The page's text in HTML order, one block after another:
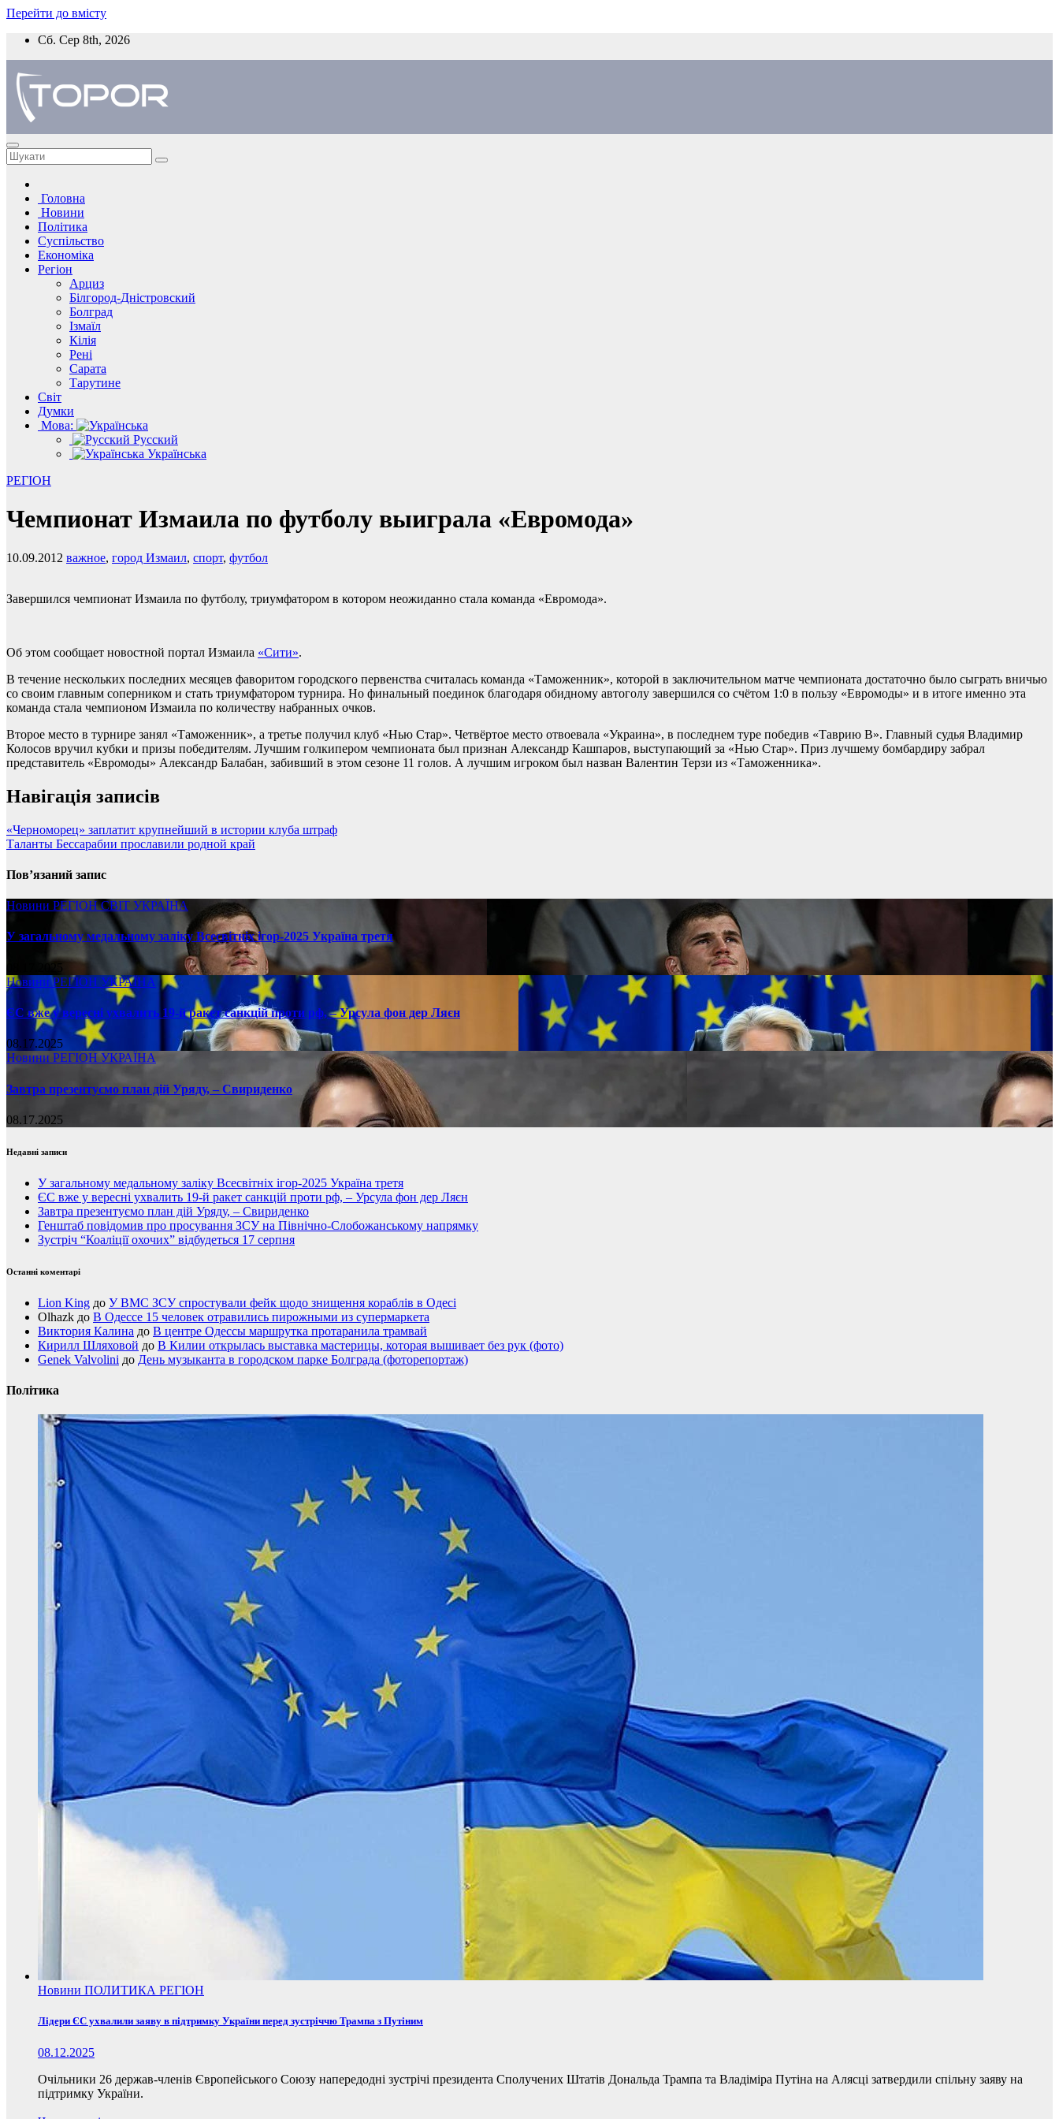
Перейти до вмісту
Сб. Сер 8th, 2026
Головна
Новини
Політика
Суспільство
Економіка
Регіон
Арциз
Білгород-Дністровский
Болград
Ізмаїл
Кілія
Рені
Сарата
Тарутине
Світ
Думки
Мова:
Русский
Українська
РЕГІОН
Чемпионат Измаила по футболу выиграла «Евромода»
10.09.2012 важное, город Измаил, спорт, футбол
Завершился чемпионат Измаила по футболу, триумфатором в котором неожиданно стала команда «Евромода».
Об этом сообщает новостной портал Измаила «Сити».
В течение нескольких последних месяцев фаворитом городского первенства считалась команда «Таможенник», которой в заключительном матче чемпионата достаточно было сыграть вничью
со своим главным соперником и стать триумфатором турнира. Но финальный поединок благодаря обидному автоголу завершился со счётом 1:0 в пользу «Евромоды» и в итоге именно эта
команда стала чемпионом Измаила по количеству набранных очков.
Второе место в турнире занял «Таможенник», а третье получил клуб «Нью Стар». Четвёртое место отвоевала «Украина», в последнем туре победив «Таврию В». Главный судья Владимир
Колосов вручил кубки и призы победителям. Лучшим голкипером чемпионата был признан Александр Кашпаров, выступающий за «Нью Стар». Приз лучшему бомбардиру забрал
представитель «Евромоды» Александр Балабан, забивший в этом сезоне 11 голов. А лучшим игроком был назван Валентин Терзи из «Таможенника».
Навігація записів
«Черноморец» заплатит крупнейший в истории клуба штраф
Таланты Бессарабии прославили родной край
Пов’язаний запис
Новини РЕГІОНСВІТ УКРАЇНА
У загальному медальному заліку Всесвітніх ігор-2025 Україна третя
08.17.2025
НовиниРЕГІОН УКРАЇНА
ЄС вже у вересні ухвалить 19-й ракет санкцій проти рф, – Урсула фон дер Ляєн
08.17.2025
Новини РЕГІОН УКРАЇНА
Завтра презентуємо план дій Уряду, – Свириденко
08.17.2025
Недавні записи
У загальному медальному заліку Всесвітніх ігор-2025 Україна третя
ЄС вже у вересні ухвалить 19-й ракет санкцій проти рф, – Урсула фон дер Ляєн
Завтра презентуємо план дій Уряду, – Свириденко
Генштаб повідомив про просування ЗСУ на Північно-Слобожанському напрямку
Зустріч “Коаліції охочих” відбудеться 17 серпня
Останні коментарі
Lion King до У ВМС ЗСУ спростували фейк щодо знищення кораблів в Одесі
Olhazk до В Одессе 15 человек отравились пирожными из супермаркета
Виктория Калина до В центре Одессы маршрутка протаранила трамвай
Кирилл Шляховой до В Килии открылась выставка мастерицы, которая вышивает без рук (фото)
Genek Valvolini до День музыканта в городском парке Болграда (фоторепортаж)
Політика
Новини ПОЛИТИКА РЕГІОН
Лідери ЄС ухвалили заяву в підтримку України перед зустріччю Трампа з Путіним
08.12.2025
Очільники 26 держав-членів Європейського Союзу напередодні зустрічі президента Сполучених Штатів Дональда Трампа та Владіміра Путіна на Алясці затвердили спільну заяву на
підтримку України.